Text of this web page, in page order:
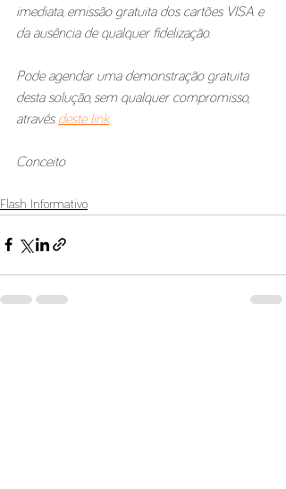
imediata, emissão gratuita dos cartões VISA e
da ausência de qualquer fidelização.
Pode agendar uma demonstração gratuita
desta solução, sem qualquer compromisso,
através deste link.
Conceito
Flash Informativo